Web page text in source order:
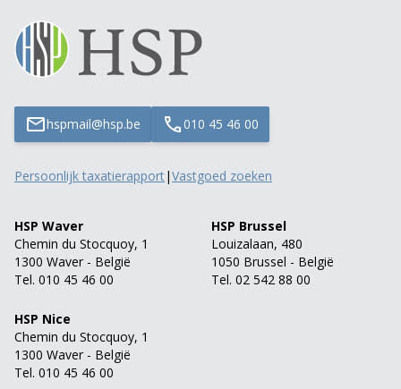
hspmail@hsp.be 010 45 46 00
Persoonlijk taxatierapport|Vastgoed zoeken
HSP Waver
Chemin du Stocquoy, 1
1300 Waver - België
Tel. 010 45 46 00
HSP Brussel
Louizalaan, 480
1050 Brussel - België
Tel. 02 542 88 00
HSP Nice
Chemin du Stocquoy, 1
1300 Waver - België
Tel. 010 45 46 00